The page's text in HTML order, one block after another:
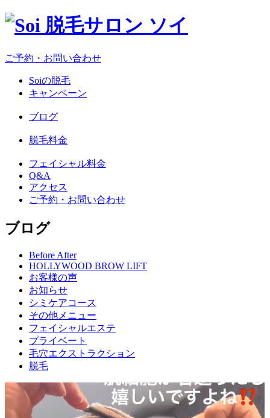
ご予約・お問い合わせ
Soiの脱毛
キャンペーン
ブログ
脱毛料金
フェイシャル料金
Q&A
アクセス
ご予約・お問い合わせ
ブログ
Before After
HOLLYWOOD BROW LIFT
お客様の声
お知らせ
シミケアコース
その他メニュー
フェイシャルエステ
プライベート
毛穴エクストラクション
脱毛